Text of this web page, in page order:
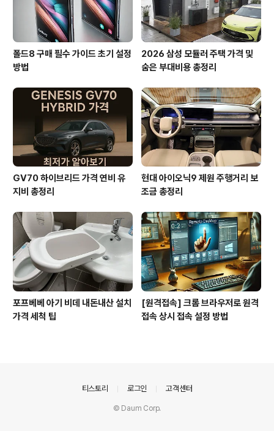
폴드8 구매 필수 가이드 초기 설정
방법
2026 삼성 모듈러 주택 가격 및
숨은 부대비용 총정리
GV70 하이브리드 가격 연비 유
지비 총정리
현대 아이오닉9 제원 주행거리 보
조금 총정리
포프베베 아기 비데 내돈내산 설치
가격 세척 팁
[원격접속] 크롬 브라우저로 원격
접속 상시 접속 설정 방법
티스토리 로그인 고객센터
© Daum Corp.